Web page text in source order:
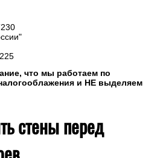
что мы работаем по
и НЕ выделяем
стены перед